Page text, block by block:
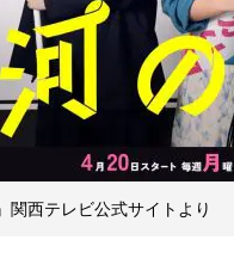
関西テレビ公式サイトより